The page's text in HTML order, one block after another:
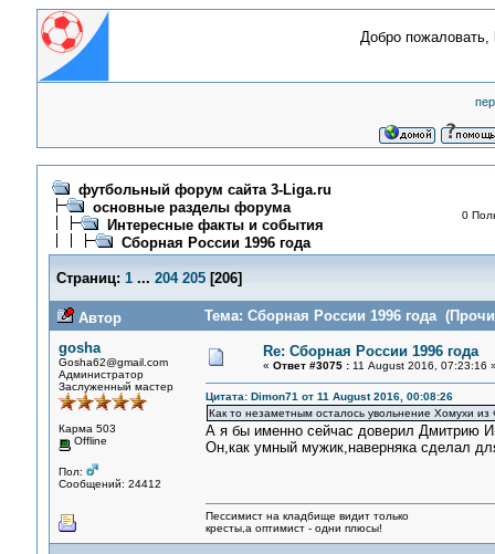
Добро пожаловать,
футбольный форум сайта 3-Liga.ru
основные разделы форума
Интересные факты и события
Сборная России 1996 года
0
Страниц: 1 ... 204 205[206]
Автор
Тема: Сборная России 1996 года
gosha
Gosha62@gmail.com
Администратор
Заслуженный мастер
Карма 503
Offline
Пол:
Сообщений: 24412
Re: Сборная России 1996 года
« Ответ #3075 :11 August 2016, 07:23:16
Цитата: Dimon71 от 11 August 2016, 00:08:26
Как то незаметным осталось увольнение Хомухи
А я бы именно сейчас доверил Дмитрию
Он,как умный мужик,наверняка сделал
Пессимист на кладбище видит только
кресты,а оптимист - одни плюсы!